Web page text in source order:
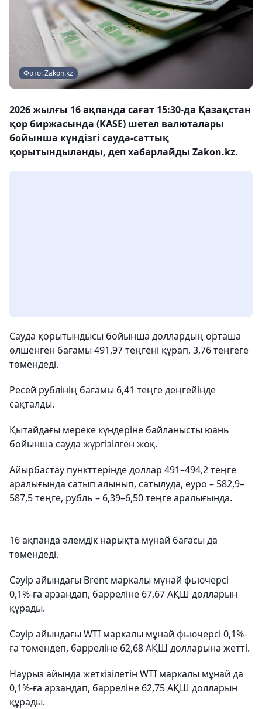
Фото: Zakon.kz
2026 жылғы 16 ақпанда сағат 15:30-да Қазақстан
қор биржасында (KASE) шетел валюталары
бойынша күндізгі сауда-саттық
қорытындыланды, деп хабарлайды Zakon.kz.
Сауда қорытындысы бойынша доллардың орташа
өлшенген бағамы 491,97 теңгені құрап, 3,76 теңгеге
төмендеді.
Ресей рублінің бағамы 6,41 теңге деңгейінде
сақталды.
Қытайдағы мереке күндеріне байланысты юань
бойынша сауда жүргізілген жоқ.
Айырбастау пункттерінде доллар 491–494,2 теңге
аралығында сатып алынып, сатылуда, еуро – 582,9–
587,5 теңге, рубль – 6,39–6,50 теңге аралығында.
16 ақпанда әлемдік нарықта мұнай бағасы да
төмендеді.
Сәуір айындағы Brent маркалы мұнай фьючерсі
0,1%-ға арзандап, барреліне 67,67 АҚШ долларын
құрады.
Сәуір айындағы WTI маркалы мұнай фьючерсі 0,1%-
ға төмендеп, барреліне 62,68 АҚШ долларына жетті.
Наурыз айында жеткізілетін WTI маркалы мұнай да
0,1%-ға арзандап, барреліне 62,75 АҚШ долларын
құрады.